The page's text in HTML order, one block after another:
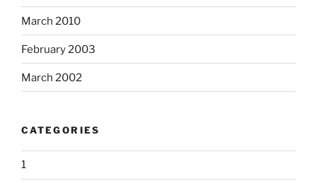
March 2010
February 2003
March 2002
CATEGORIES
1